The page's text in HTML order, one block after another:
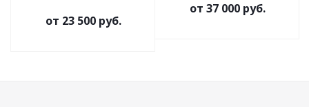
от 23 500 руб.
от 37 000 руб.